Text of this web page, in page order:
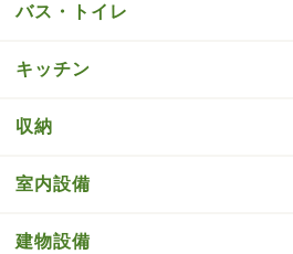
バス・トイレ
キッチン
収納
室内設備
建物設備